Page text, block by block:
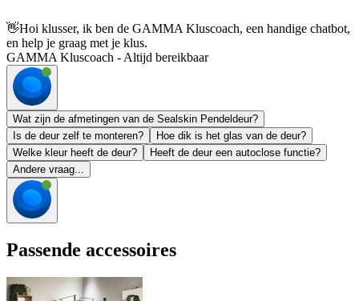
👋Hoi klusser, ik ben de GAMMA Kluscoach, een handige chatbot,
en help je graag met je klus.
GAMMA Kluscoach - Altijd bereikbaar
Wat zijn de afmetingen van de Sealskin Pendeldeur?
Is de deur zelf te monteren?
Hoe dik is het glas van de deur?
Welke kleur heeft de deur?
Heeft de deur een autoclose functie?
Andere vraag...
Passende accessoires